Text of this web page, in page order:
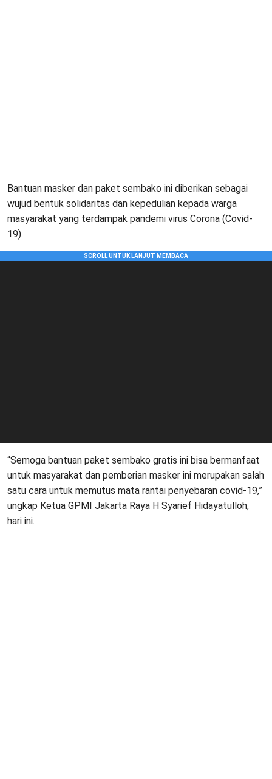
Bantuan masker dan paket sembako ini diberikan sebagai
wujud bentuk solidaritas dan kepedulian kepada warga
masyarakat yang terdampak pandemi virus Corona (Covid-
19).
“Semoga bantuan paket sembako gratis ini bisa bermanfaat
untuk masyarakat dan pemberian masker ini merupakan salah
satu cara untuk memutus mata rantai penyebaran covid-19,”
ungkap Ketua GPMI Jakarta Raya H Syarief Hidayatulloh,
hari ini.